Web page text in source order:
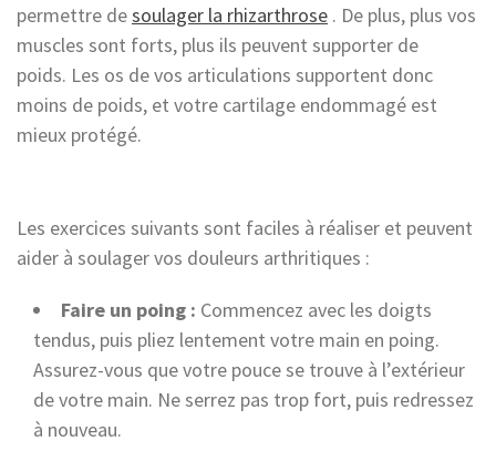
permettre desoulager la rhizarthrose . De plus, plus vos
muscles sont forts, plus ils peuvent supporter de
poids. Les os de vos articulations supportent donc
moins de poids, et votre cartilage endommagé est
mieux protégé.
Les exercices suivants sont faciles à réaliser et peuvent
aider à soulager vos douleurs arthritiques :
Faire un poing : Commencez avec les doigts
tendus, puis pliez lentement votre main en poing.
Assurez-vous que votre pouce se trouve à l’extérieur
de votre main. Ne serrez pas trop fort, puis redressez
à nouveau.